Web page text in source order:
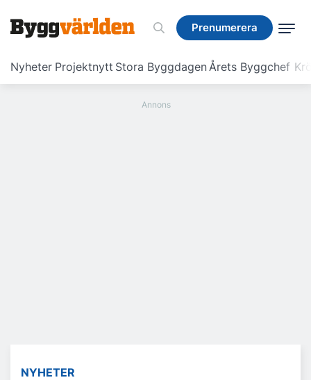
Prenumerera
Nyheter Projektnytt Stora ByggdagenÅrets Byggchef
Prenumerera
NYHETER